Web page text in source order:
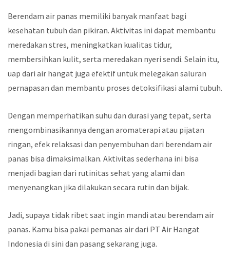
Berendam air panas memiliki banyak manfaat bagi
kesehatan tubuh dan pikiran. Aktivitas ini dapat membantu
meredakan stres, meningkatkan kualitas tidur,
membersihkan kulit, serta meredakan nyeri sendi. Selain itu,
uap dari air hangat juga efektif untuk melegakan saluran
pernapasan dan membantu proses detoksifikasi alami tubuh.
Dengan memperhatikan suhu dan durasi yang tepat, serta
mengombinasikannya dengan aromaterapi atau pijatan
ringan, efek relaksasi dan penyembuhan dari berendam air
panas bisa dimaksimalkan. Aktivitas sederhana ini bisa
menjadi bagian dari rutinitas sehat yang alami dan
menyenangkan jika dilakukan secara rutin dan bijak.
Jadi, supaya tidak ribet saat ingin mandi atau berendam air
panas. Kamu bisa pakai pemanas air dari PT Air Hangat
Indonesia di sini dan pasang sekarang juga.